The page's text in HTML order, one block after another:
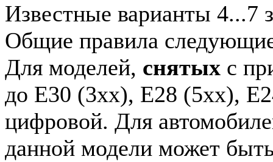
Известные варианты 4...7
Общие правила
Для моделей, снятых с
до E30 (3xx), E28 (5xx),
цифровой. Для
данной модели может